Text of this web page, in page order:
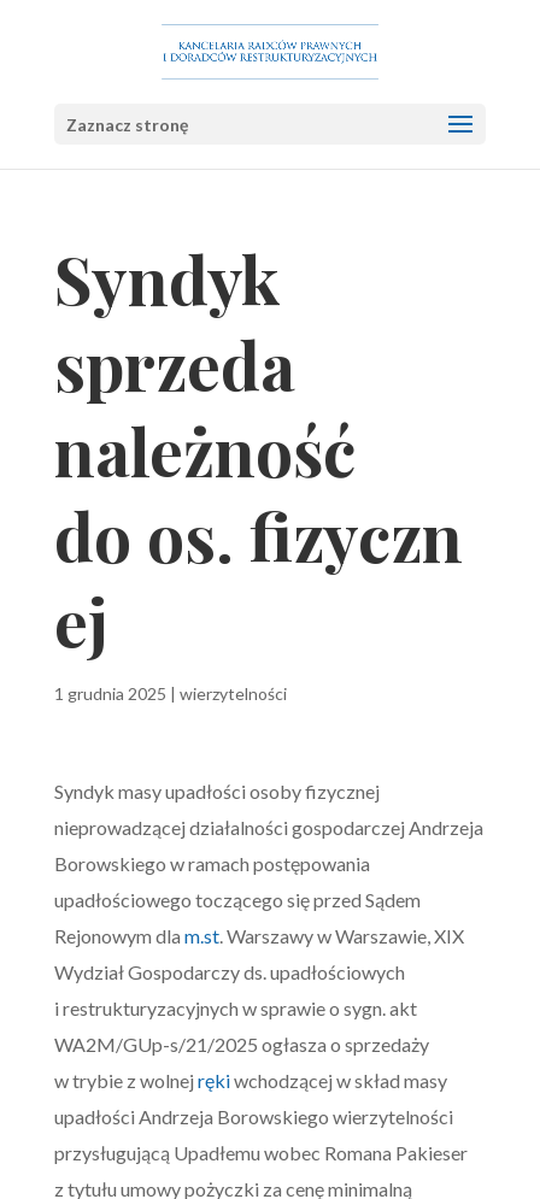
Zaznacz stronę
Syndyk
sprzeda
należność
do os. fizyczn
ej
1 grudnia 2025 | wierzytelności
Syndyk masy upadłości osoby fizycznej
nieprowadzącej działalności gospodarczej Andrzeja
Borowskiego w ramach postępowania
upadłościowego toczącego się przed Sądem
Rejonowym dla m.st. Warszawy w Warszawie, XIX
Wydział Gospodarczy ds. upadłościowych
i restrukturyzacyjnych w sprawie o sygn. akt
WA2M/GUp-s/21/2025 ogłasza o sprzedaży
w trybie z wolnej rękiwchodzącej w skład masy
upadłości Andrzeja Borowskiego wierzytelności
przysługującą Upadłemu wobec Romana Pakieser
z tytułu umowy pożyczki za cenę minimalną